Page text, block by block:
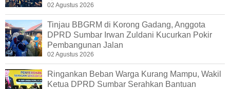
02 Agustus 2026
Tinjau BBGRM di Korong Gadang, Anggota
DPRD Sumbar Irwan Zuldani Kucurkan Pokir
Pembangunan Jalan
02 Agustus 2026
Ringankan Beban Warga Kurang Mampu, Wakil
Ketua DPRD Sumbar Serahkan Bantuan